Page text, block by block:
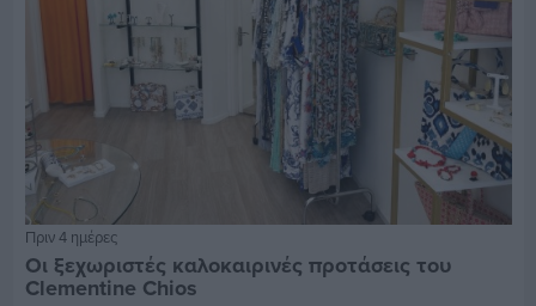
Πριν 4 ημέρες
Οι ξεχωριστές καλοκαιρινές προτάσεις του
Clementine Chios